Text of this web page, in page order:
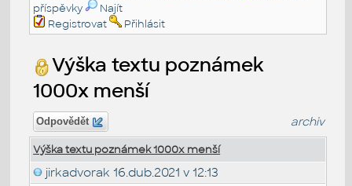
příspěvky
Najít
Registrovat
Přihlásit
Výška textu poznámek
1000x menší
Odpovědět archiv
Výška textu poznámek 1000x menší
jirkadvorak 16.dub.2021 v 12:13